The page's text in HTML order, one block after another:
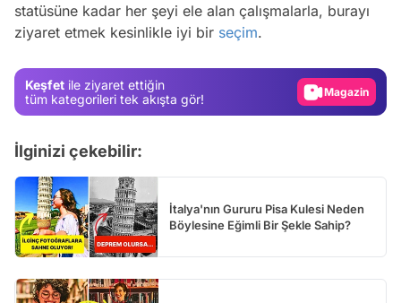
statüsüne kadar her şeyi ele alan çalışmalarla, burayı
ziyaret etmek kesinlikle iyi bir seçim.
Keşfet ile ziyaret ettiğin
tüm kategorileri tek akışta gör!
Video
İlginizi çekebilir:
İtalya'nın Gururu Pisa Kulesi Neden
Böylesine Eğimli Bir Şekle Sahip?